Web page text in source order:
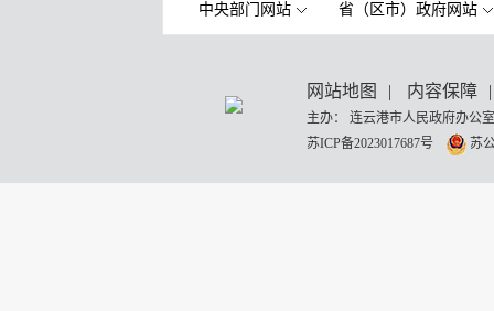
中央部门网站 省（区市）政府网站
网站地图 | 内容保障 |
主办： 连云港市人民政府办
苏ICP备2023017687号
苏